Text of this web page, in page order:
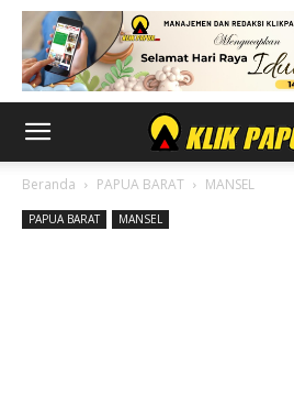
Beranda PAPUA BARAT MANSEL
PAPUA BARAT MANSEL